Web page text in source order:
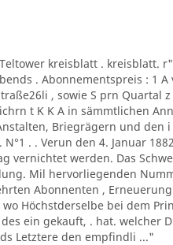
kreisblatt . kreisblatt.
. Abonnementspreis : 1
, sowie S prn Quartal
t K K A in sämmtlichen
Briegrägern und
N°1 . . Verun den 4. Januar
vernichtet werden. Das
Mil hervorliegenden
Abonnenten ,
wo Höchstderselbe bei dem
ein gekauft, . hat. welcher
Letztere den empfindli ..."